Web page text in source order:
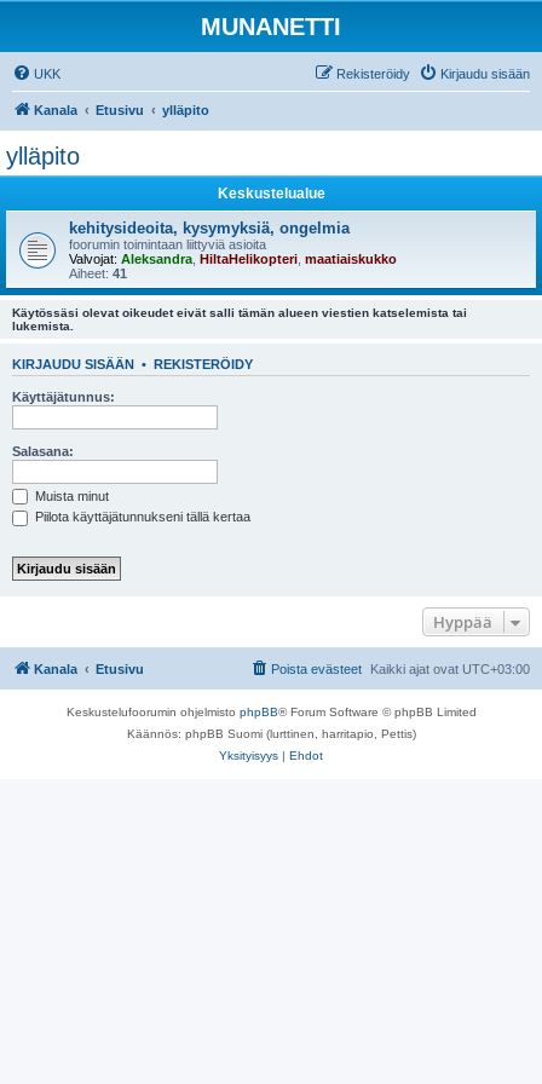
MUNANETTI
UKK Kirjaudu sisään
Rekisteröidy
Kanala Etusivu ylläpito
ylläpito
Keskustelualue
kehitysideoita, kysymyksiä, ongelmia
foorumin toimintaan liittyviä asioita
Valvojat: Aleksandra HiltaHelikopteri maatiaiskukko
Aiheet: 41
Käytössäsi olevat oikeudet eivät salli tämän alueen viestien katselemista tai
lukemista.
KIRJAUDU SISÄÄN • REKISTERÖIDY
Käyttäjätunnus:
Salasana:
Muista minut
Piilota käyttäjätunnukseni tällä kertaa
Hyppää
Kanala Etusivu Kaikki ajat ovat UTC+03:00
Poista evästeet
Keskustelufoorumin ohjelmisto phpBB® Forum Software © phpBB Limited
Käännös: phpBB Suomi (lurttinen, harritapio, Pettis)
Yksityisyys | Ehdot